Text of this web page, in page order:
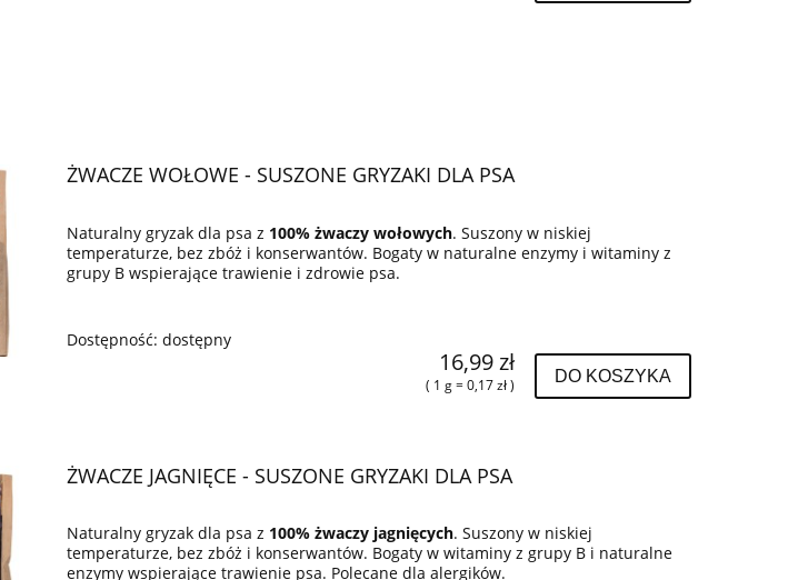
ŻWACZE WOŁOWE - SUSZONE GRYZAKI DLA PSA
Naturalny gryzak dla psa z 100% żwaczy wołowych. Suszony w niskiej
temperaturze, bez zbóż i konserwantów. Bogaty w naturalne enzymy i witaminy z
grupy B wspierające trawienie i zdrowie psa.
Dostępność: dostępny
16,99 zł
( 1 g = 0,17 zł ) DO KOSZYKA
ŻWACZE JAGNIĘCE - SUSZONE GRYZAKI DLA PSA
Naturalny gryzak dla psa z 100% żwaczy jagnięcych. Suszony w niskiej
temperaturze, bez zbóż i konserwantów. Bogaty w witaminy z grupy B i naturalne
enzymy wspierające trawienie psa. Polecane dla alergików.